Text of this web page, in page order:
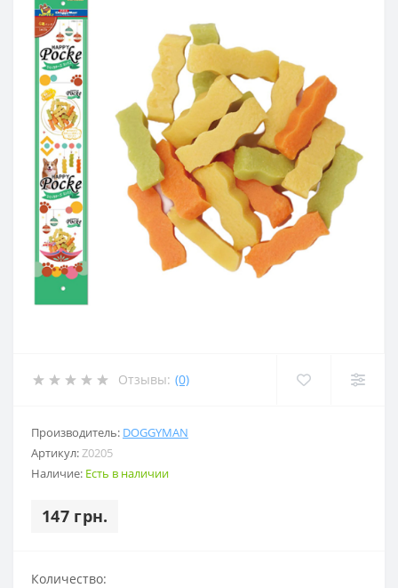
Отзывы: (0)
Производитель: DOGGYMAN
Артикул: Z0205
Наличие: Есть в наличии
147 грн.
Количество: